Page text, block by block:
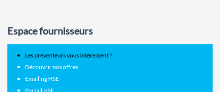
Espace fournisseurs
Les préventeurs vous intéressent ?
Découvrir nos offres
Emailing HSE
Portail HSE